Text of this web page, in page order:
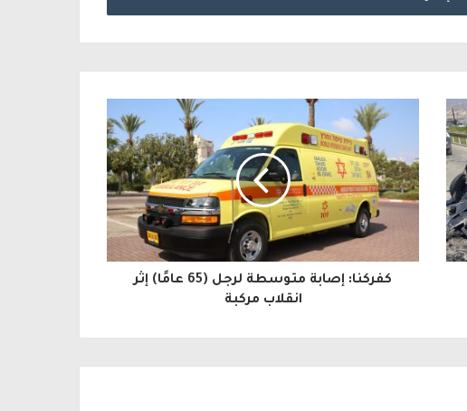
كفركنا: إصابة متوسطة لرجل (65 عامًا) إثر
انقلاب مركبة